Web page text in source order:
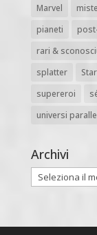
Marvel
pianeti
rari &
splatter
supereroi
universi
Archivi
Archivi